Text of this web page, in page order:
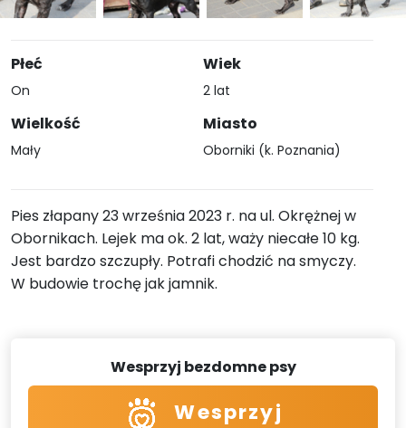
Płeć
On
Wielkość
Mały
Wiek
2 lat
Miasto
Oborniki (k. Poznania)
Pies złapany 23 września 2023 r. na ul. Okrężnej w
Obornikach. Lejek ma ok. 2 lat, waży niecałe 10 kg.
Jest bardzo szczupły. Potrafi chodzić na smyczy.
W budowie trochę jak jamnik.
Wesprzyj bezdomne psy
Wesprzyj